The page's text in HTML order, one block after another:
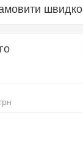
швидко